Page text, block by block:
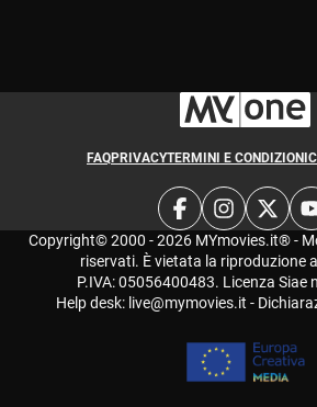
FAQPRIVACYTERMINI E CONDIZIONI
Copyright© 2000 - 2026 MYmovies.it® -
riservati. È vietata la riproduzione
P.IVA: 05056400483. Licenza
Help desk: live@mymovies.it -